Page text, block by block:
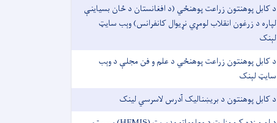
د کابل پوهنتون زراعت پوهنځي (د افغانستان د ځان بسیاینې
لپاره د زرغون انقلاب لومړي نړیوال کانفرانس) وېب سایټ
لېنک
د کابل پوهنتون زراعت پوهنځي د علم و فن مجلې د وېب
سایټ لېنک
د کابل پوهنتون د بریښنالیک آدرس لاسرسي لینک